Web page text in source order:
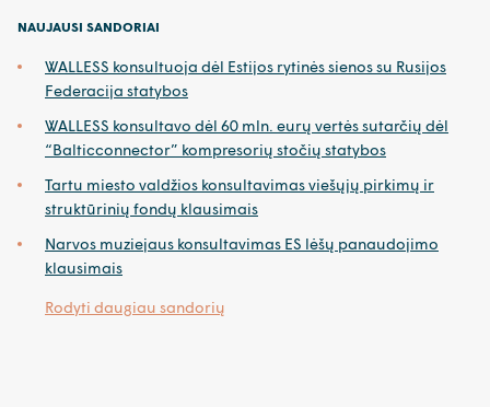
NAUJAUSI SANDORIAI
WALLESS konsultuoja dėl Estijos rytinės sienos su Rusijos
Federacija statybos
WALLESS konsultavo dėl 60 mln. eurų vertės sutarčių dėl
“Balticconnector” kompresorių stočių statybos
Tartu miesto valdžios konsultavimas viešųjų pirkimų ir
struktūrinių fondų klausimais
Narvos muziejaus konsultavimas ES lėšų panaudojimo
klausimais
Rodyti daugiau sandorių